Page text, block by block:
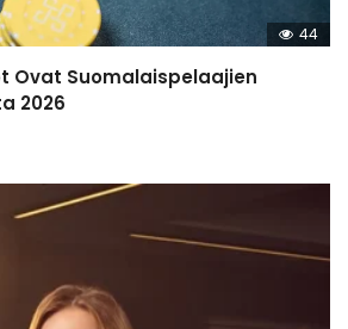
44
Ovat Suomalaispelaajien
2026